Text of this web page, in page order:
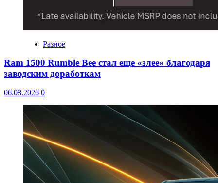
Разное
Ram 1500 Rumble Bee стал еще «злее» благодаря
заводским доработкам
06.08.2026 0